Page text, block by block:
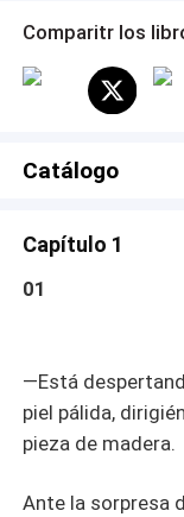
de todo, una vez
experiencia en el
creciendo cada
Comparitr los
Catálogo
Capítulo 1
01
—Está
piel pálida,
pieza de madera.
Ante la sorpresa